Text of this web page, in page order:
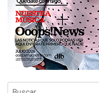
Buscar: